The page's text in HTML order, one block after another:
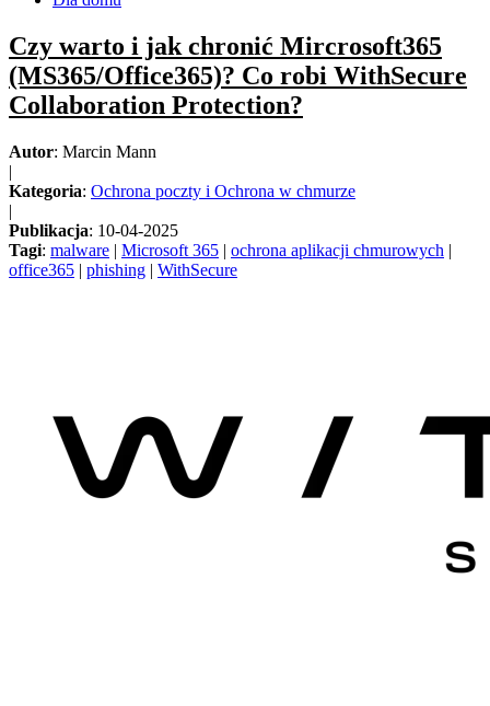
Czy warto i jak chronić Mircrosoft365
(MS365/Office365)? Co robi WithSecure
Collaboration Protection?
Autor: Marcin Mann
|
Kategoria: Ochrona poczty i Ochrona w chmurze
|
Publikacja: 10-04-2025
Tagi: malware | Microsoft 365 | ochrona aplikacji chmurowych |
office365 | phishing | WithSecure